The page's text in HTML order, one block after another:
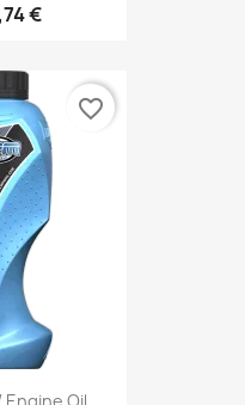
€
Engine Oil...
favorite_border